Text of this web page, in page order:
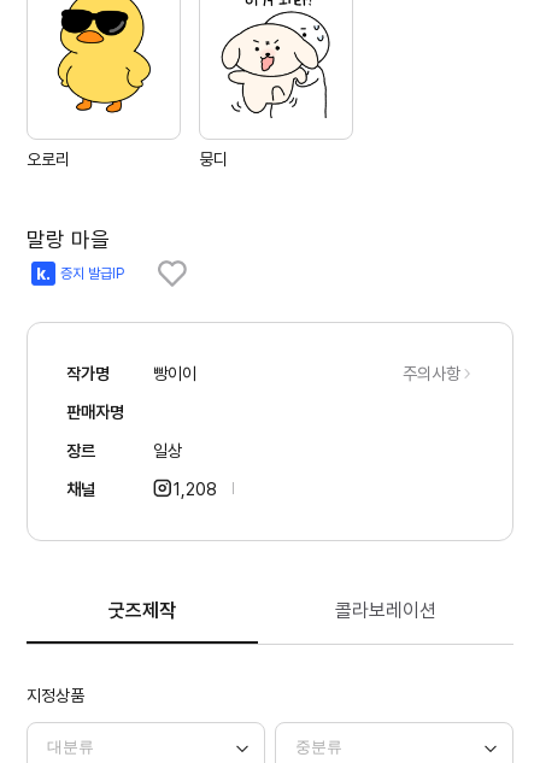
오로리 뭉디
말랑 마을
증지 발급IP
작가명 빵이이
주의사항
판매자명
장르
일상
채널
1,208
굿즈제작 콜라보레이션
지정상품